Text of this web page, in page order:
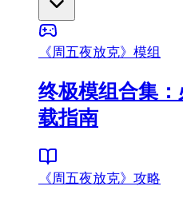
《周五夜放克》模组
终极模组合集
载指南
《周五夜放克》攻略